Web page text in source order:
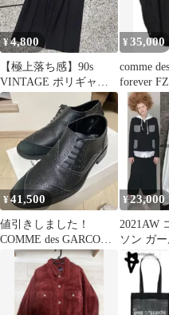
¥4,800
【極上落ち感】90s
VINTAGE ポリギャバ
ワイドスラックス ブラ
ック
¥35,000
comme
forever
¥41,500
値引きしました！
COMME des GARCONS
HOMME PLUS 革靴
¥23,000
2021AW
ソン ガー
ットン
M